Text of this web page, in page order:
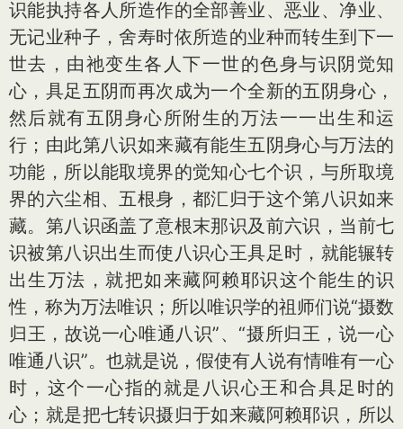
识能执持各人所造作的全部善业、恶业、净业、
无记业种子，舍寿时依所造的业种而转生到下一
世去，由祂变生各人下一世的色身与识阴觉知
心，具足五阴而再次成为一个全新的五阴身心，
然后就有五阴身心所附生的万法一一出生和运
行；由此第八识如来藏有能生五阴身心与万法的
功能，所以能取境界的觉知心七个识，与所取境
界的六尘相、五根身，都汇归于这个第八识如来
藏。第八识函盖了意根末那识及前六识，当前七
识被第八识出生而使八识心王具足时，就能辗转
出生万法，就把如来藏阿赖耶识这个能生的识
性，称为万法唯识；所以唯识学的祖师们说“摄数
归王，故说一心唯通八识”、“摄所归王，说一心
唯通八识”。也就是说，假使有人说有情唯有一心
时，这个一心指的就是八识心王和合具足时的
心；就是把七转识摄归于如来藏阿赖耶识，所以